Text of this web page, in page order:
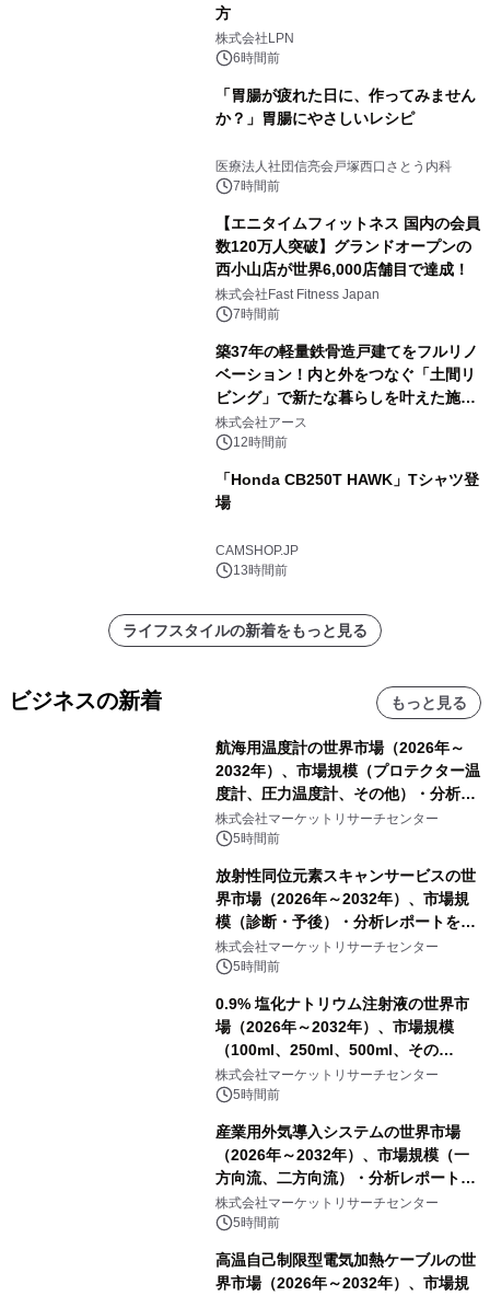
方
株式会社LPN
6時間前
「胃腸が疲れた日に、作ってみません
か？」胃腸にやさしいレシピ
医療法人社団信亮会戸塚西口さとう内科
7時間前
【エニタイムフィットネス 国内の会員
数120万人突破】グランドオープンの
西小山店が世界6,000店舗目で達成！
株式会社Fast Fitness Japan
7時間前
築37年の軽量鉄骨造戸建てをフルリノ
ベーション！内と外をつなぐ「土間リ
ビング」で新たな暮らしを叶えた施工
事例を株式会社アースが公開
株式会社アース
12時間前
「Honda CB250T HAWK」Tシャツ登
場
CAMSHOP.JP
13時間前
ライフスタイルの新着をもっと見る
ビジネスの新着 もっと見る
航海用温度計の世界市場（2026年～
2032年）、市場規模（プロテクター温
度計、圧力温度計、その他）・分析レ
ポートを発表
株式会社マーケットリサーチセンター
5時間前
放射性同位元素スキャンサービスの世
界市場（2026年～2032年）、市場規
模（診断・予後）・分析レポートを発
表
株式会社マーケットリサーチセンター
5時間前
0.9% 塩化ナトリウム注射液の世界市
場（2026年～2032年）、市場規模
（100ml、250ml、500ml、その
他）・分析レポートを発表
株式会社マーケットリサーチセンター
5時間前
産業用外気導入システムの世界市場
（2026年～2032年）、市場規模（一
方向流、二方向流）・分析レポートを
発表
株式会社マーケットリサーチセンター
5時間前
高温自己制限型電気加熱ケーブルの世
界市場（2026年～2032年）、市場規